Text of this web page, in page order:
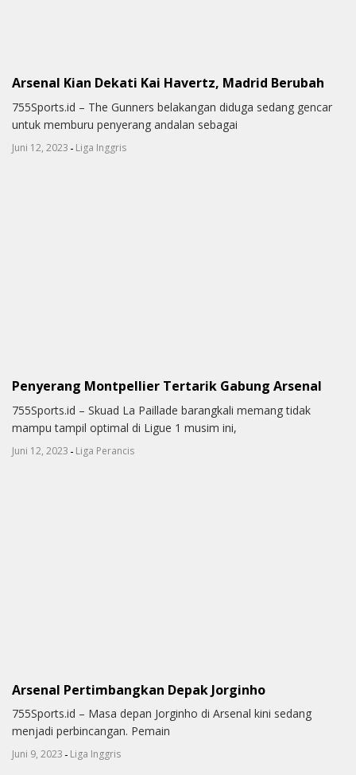
Arsenal Kian Dekati Kai Havertz, Madrid Berubah
755Sports.id – The Gunners belakangan diduga sedang gencar
untuk memburu penyerang andalan sebagai
Juni 12, 2023 - Liga Inggris
Penyerang Montpellier Tertarik Gabung Arsenal
755Sports.id – Skuad La Paillade barangkali memang tidak
mampu tampil optimal di Ligue 1 musim ini,
Juni 12, 2023 - Liga Perancis
Arsenal Pertimbangkan Depak Jorginho
755Sports.id – Masa depan Jorginho di Arsenal kini sedang
menjadi perbincangan. Pemain
Juni 9, 2023 - Liga Inggris